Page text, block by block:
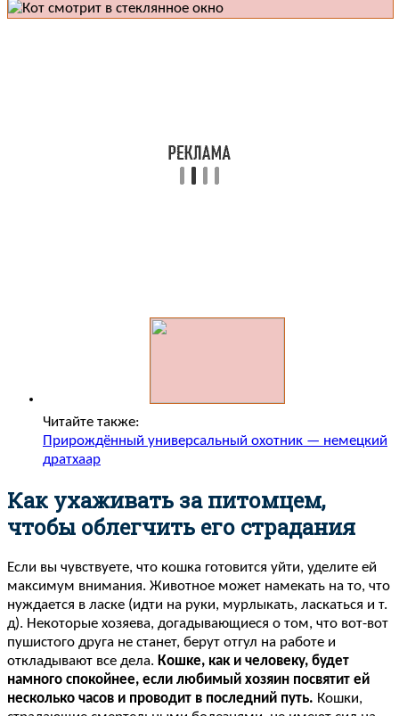
Читайте также:
Прирождённый универсальный охотник — немецкий
дратхаар
Как ухаживать за питомцем,
чтобы облегчить его страдания
Если вы чувствуете, что кошка готовится уйти, уделите ей
максимум внимания. Животное может намекать на то, что
нуждается в ласке (идти на руки, мурлыкать, ласкаться и т.
д). Некоторые хозяева, догадывающиеся о том, что вот-вот
пушистого друга не станет, берут отгул на работе и
откладывают все дела. Кошке, как и человеку, будет
намного спокойнее, если любимый хозяин посвятит ей
несколько часов и проводит в последний путь. Кошки,